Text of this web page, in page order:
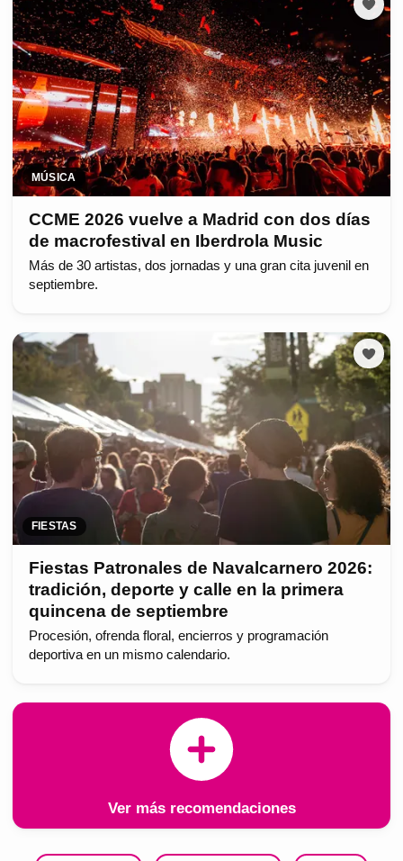
MÚSICA
CCME 2026 vuelve a Madrid con dos días
de macrofestival en Iberdrola Music
Más de 30 artistas, dos jornadas y una gran cita juvenil en
septiembre.
FIESTAS
Fiestas Patronales de Navalcarnero 2026:
tradición, deporte y calle en la primera
quincena de septiembre
Procesión, ofrenda floral, encierros y programación
deportiva en un mismo calendario.
Ver más recomendaciones